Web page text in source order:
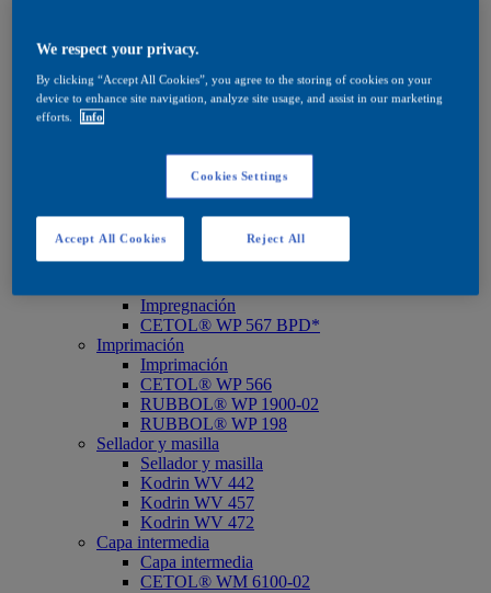
Base agua
Aceites y ceras
Productos de tinte
Base disolvente
Exterior
Exterior
Impregnación
CETOL® WP 567 BPD*
Imprimación
Imprimación
CETOL® WP 566
RUBBOL® WP 1900-02
RUBBOL® WP 198
Sellador y masilla
Sellador y masilla
Kodrin WV 442
Kodrin WV 457
Kodrin WV 472
Capa intermedia
Capa intermedia
CETOL® WM 6100-02
We respect your privacy.
By clicking “Accept All Cookies”, you agree to the storing of cookies on your
device to enhance site navigation, analyze site usage, and assist in our marketing
efforts.
Info
Cookies Settings
Reject All
Accept All Cookies